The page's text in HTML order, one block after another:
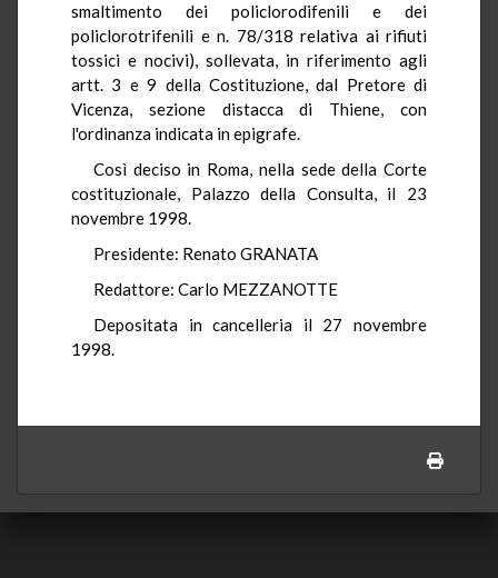
smaltimento dei policlorodifenili e dei
policlorotrifenili e n. 78/318 relativa ai rifiuti
tossici e nocivi), sollevata, in riferimento agli
artt. 3 e 9 della Costituzione, dal Pretore di
Vicenza, sezione distacca di Thiene, con
l'ordinanza indicata in epigrafe.
Così deciso in Roma, nella sede della Corte
costituzionale, Palazzo della Consulta, il 23
novembre 1998.
Presidente: Renato GRANATA
Redattore: Carlo MEZZANOTTE
Depositata in cancelleria il 27 novembre
1998.